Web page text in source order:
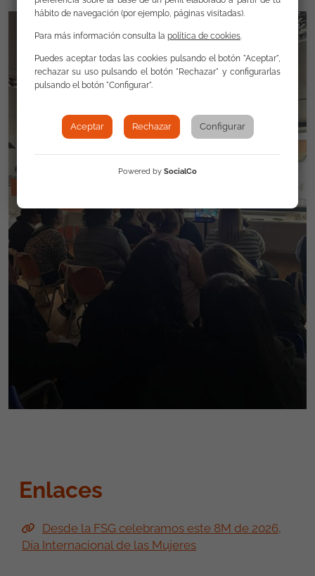
Enlaces
Desde la FSG celebramos este 8M de 2026,
Día Internacional de las Mujeres
hábito de navegación (por ejemplo, páginas visitadas).
Para más información consulta la política de cookies.
Puedes aceptar todas las cookies pulsando el botón "Aceptar",
rechazar su uso pulsando el botón "Rechazar" y configurarlas
pulsando el botón "Configurar".
Aceptar Rechazar Configurar
Powered by SocialCo